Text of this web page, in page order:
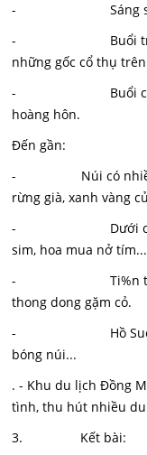
- Sáng sớm,
- Buổi trưa, trời
những gốc cổ thụ
- Buổi chiều,
hoàng hôn.
Đến gần:
- Núi có nhiều
rừng già, xanh vàng
- Dưới chân núi
sim, hoa mua nở tím...
- Ti%n thảm cỏ
thong dong gặm cỏ.
- Hồ Suối Hai
bóng núi...
. - Khu du lịch Đồng
tình, thu hút nhiều du
3. Kết bài: